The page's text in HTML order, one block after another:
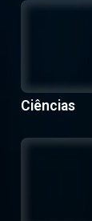
Ciências